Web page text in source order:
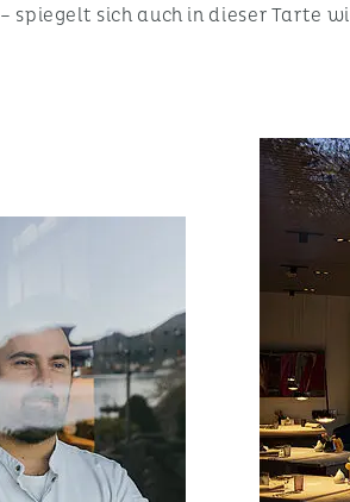
– spiegelt sich auch in dieser Tarte